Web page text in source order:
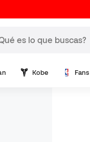
Kobe Fans